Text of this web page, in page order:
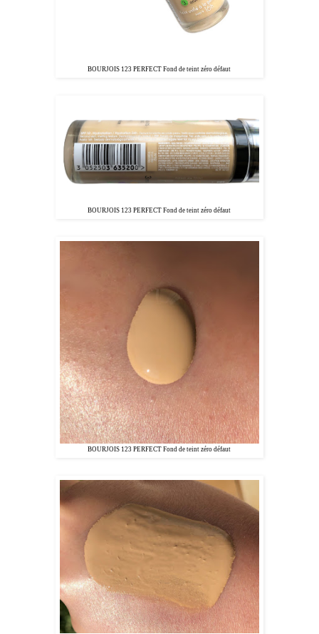
BOURJOIS 123 PERFECT Fond de teint zéro défaut
BOURJOIS 123 PERFECT Fond de teint zéro défaut
BOURJOIS 123 PERFECT Fond de teint zéro défaut